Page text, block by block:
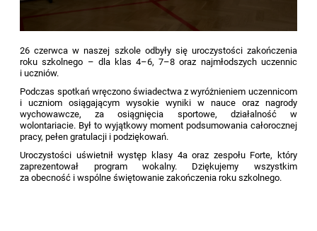
26 czerwca w naszej szkole odbyły się uroczystości zakończenia
roku szkolnego – dla klas 4–6, 7–8 oraz najmłodszych uczennic
i uczniów.
Podczas spotkań wręczono świadectwa z wyróżnieniem uczennicom
i uczniom osiągającym wysokie wyniki w nauce oraz nagrody
wychowawcze, za osiągnięcia sportowe, działalność w
wolontariacie. Był to wyjątkowy moment podsumowania całorocznej
pracy, pełen gratulacji i podziękowań.
Uroczystości uświetnił występ klasy 4a oraz zespołu Forte, który
zaprezentował program wokalny. Dziękujemy wszystkim
za obecność i wspólne świętowanie zakończenia roku szkolnego.